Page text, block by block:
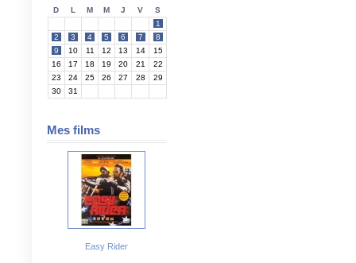
D L M M J V
S
1
2
3 4 5 6 7
8
9
10 11 12 13 14
15
16
17 18 19 20 21
22
23
24 25 26 27 28
29
30
31
Mes films
Easy Rider